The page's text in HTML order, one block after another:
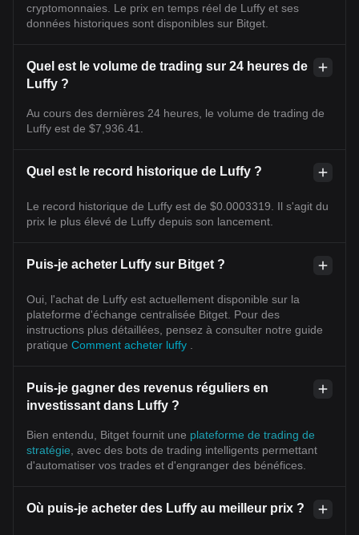
cryptomonnaies. Le prix en temps réel de Luffy et ses
données historiques sont disponibles sur Bitget.
Quel est le volume de trading sur 24 heures de
Luffy ?
Au cours des dernières 24 heures, le volume de trading de
Luffy est de $7,936.41.
Quel est le record historique de Luffy ?
Le record historique de Luffy est de $0.0003319. Il s'agit du
prix le plus élevé de Luffy depuis son lancement.
Puis-je acheter Luffy sur Bitget ?
Oui, l'achat de Luffy est actuellement disponible sur la
plateforme d'échange centralisée Bitget. Pour des
instructions plus détaillées, pensez à consulter notre guide
pratique Comment acheter luffy
Puis-je gagner des revenus réguliers en
investissant dans Luffy ?
Bien entendu, Bitget fournit une plateforme de trading de
stratégie , avec des bots de trading intelligents permettant
d'automatiser vos trades et d'engranger des bénéfices.
Où puis-je acheter des Luffy au meilleur prix ?